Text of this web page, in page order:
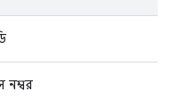
নম্বর